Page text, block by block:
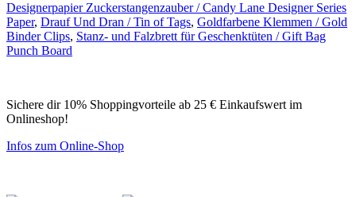
Designerpapier Zuckerstangenzauber / Candy Lane Designer Series
Paper, Drauf Und Dran / Tin of Tags, Goldfarbene Klemmen / Gold
Binder Clips, Stanz- und Falzbrett für Geschenktüten / Gift Bag
Punch Board
Sichere dir 10% Shoppingvorteile ab 25 € Einkaufswert im
Onlineshop!
Infos zum Online-Shop